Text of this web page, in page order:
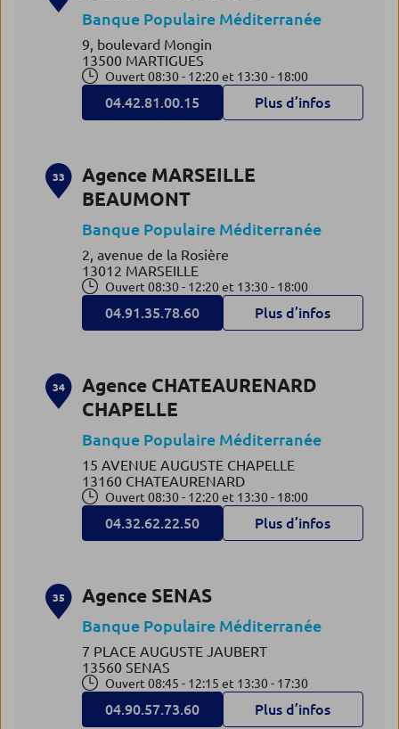
Banque Populaire Méditerranée
9, boulevard Mongin
13500 MARTIGUES
Ouvert 08:30 - 12:20 et 13:30 - 18:00
04.42.81.00.15 Plus d’infos
33
Agence MARSEILLE
BEAUMONT
Banque Populaire Méditerranée
2, avenue de la Rosière
13012 MARSEILLE
Ouvert 08:30 - 12:20 et 13:30 - 18:00
04.91.35.78.60 Plus d’infos
34
Agence CHATEAURENARD
CHAPELLE
Banque Populaire Méditerranée
15 AVENUE AUGUSTE CHAPELLE
13160 CHATEAURENARD
Ouvert 08:30 - 12:20 et 13:30 - 18:00
04.32.62.22.50 Plus d’infos
35 Agence SENAS
Banque Populaire Méditerranée
7 PLACE AUGUSTE JAUBERT
13560 SENAS
Ouvert 08:45 - 12:15 et 13:30 - 17:30
04.90.57.73.60 Plus d’infos